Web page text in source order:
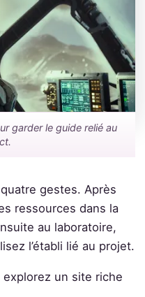
garder le guide relié au
gestes. Après
ressources dans la
au laboratoire,
l’établi lié au projet.
un site riche